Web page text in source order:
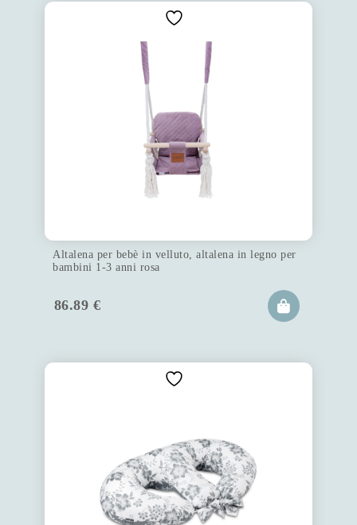
Altalena per bebè in velluto, altalena in legno per
bambini 1-3 anni rosa
86.89 €